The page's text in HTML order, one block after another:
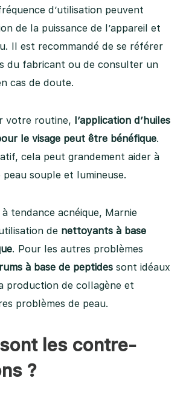
d’utilisation peuvent
de la puissance de l’appareil et
Il est recommandé de se référer
du fabricant ou de consulter un
cas de doute.
votre routine, l’application d’huiles
le visage peut être bénéfique.
cela peut grandement aider à
souple et lumineuse.
tendance acnéique, Marnie
de nettoyants à base
. Pour les autres problèmes
à base de peptides sont idéaux
production de collagène et
problèmes de peau.
les contre-
?